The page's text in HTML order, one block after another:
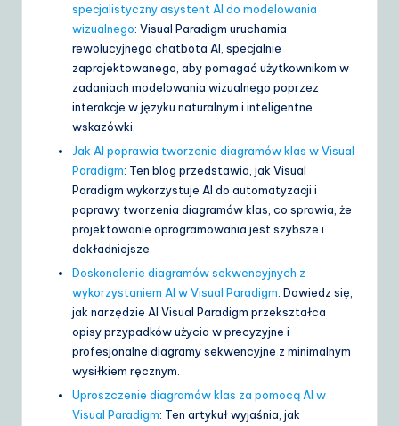
specjalistyczny asystent AI do modelowania
wizualnego: Visual Paradigm uruchamia
rewolucyjnego chatbota AI, specjalnie
zaprojektowanego, aby pomagać użytkownikom w
zadaniach modelowania wizualnego poprzez
interakcje w języku naturalnym i inteligentne
wskazówki.
Jak AI poprawia tworzenie diagramów klas w Visual
Paradigm: Ten blog przedstawia, jak Visual
Paradigm wykorzystuje AI do automatyzacji i
poprawy tworzenia diagramów klas, co sprawia, że
projektowanie oprogramowania jest szybsze i
dokładniejsze.
Doskonalenie diagramów sekwencyjnych z
wykorzystaniem AI w Visual Paradigm: Dowiedz się,
jak narzędzie AI Visual Paradigm przekształca
opisy przypadków użycia w precyzyjne i
profesjonalne diagramy sekwencyjne z minimalnym
wysiłkiem ręcznym.
Uproszczenie diagramów klas za pomocą AI w
Visual Paradigm: Ten artykuł wyjaśnia, jak